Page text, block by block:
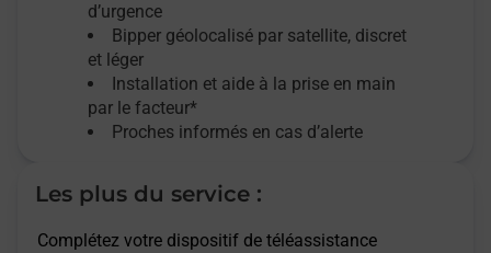
d’urgence
Bipper géolocalisé par satellite, discret
et léger
Installation et aide à la prise en main
par le facteur*
Proches informés en cas d’alerte
Les plus du service :
Complétez votre dispositif de téléassistance